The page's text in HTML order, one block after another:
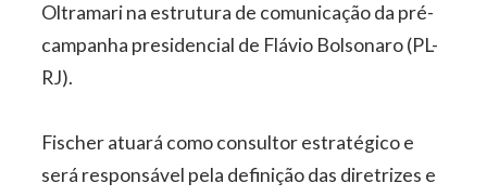
Oltramari na estrutura de comunicação da pré-
campanha presidencial de Flávio Bolsonaro (PL-
RJ).
Fischer atuará como consultor estratégico e
será responsável pela definição das diretrizes e